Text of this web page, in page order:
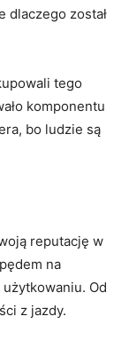
dlaczego został
tego
komponentu
bo ludzie są
reputację w
na
użytkowaniu. Od
z jazdy.